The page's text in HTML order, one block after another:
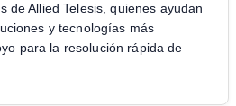
de Allied Telesis, quienes ayudan
y tecnologías más
para la resolución rápida de